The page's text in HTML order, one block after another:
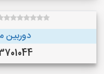
دوربین